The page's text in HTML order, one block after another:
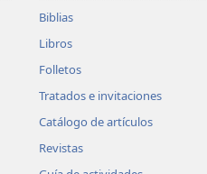
Biblias
Libros
Folletos
Tratados e invitaciones
Catálogo de artículos
Revistas